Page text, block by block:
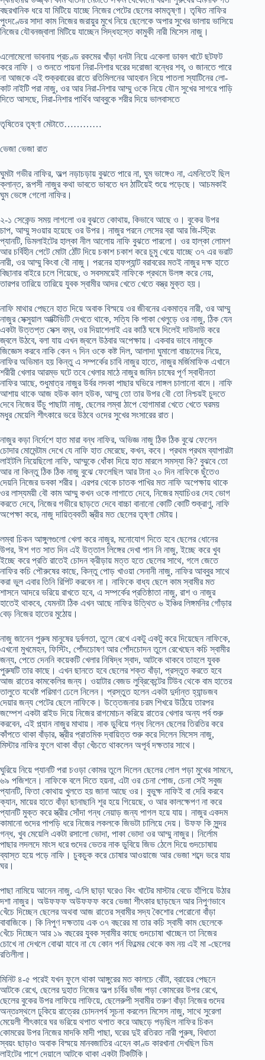
বছরখানিক ধরে যা মিটিয়ে যাচ্ছে নিজের পেটের ছেলের কামতৃষ্ণা। তৃষিত নাফির
পুংদণ্ডের সাদা কাম নিজের জরায়ুর মুখে নিয়ে ছেলেকে অপার সুখের ভালায় ভাসিয়ে
নিজের যৌবনজ্বালা মিটিয়ে যাচ্ছেন সিদ্ধহস্তে কামুকী নারী মিসেস নাজু।
এলোমেলো ভাবনায় প্রচণ্ড রকমের খাঁড়া ধনটা নিয়ে একেলা ডাবল খাটে ছটফট
করে নাফি। ও শুনতে পায়না নিরা-নিশার ঘরের দরোজা বন্ধের শব্, ও জানতে পারে
না আজকে এই শুক্রবারের রাতে রতিমিলনের আহবান নিয়ে পাতলা স্যাটিনের লো-
কাট নাইটি পরা নাজু, ওর আর নিরা-নিশার আম্মু ওকে নিয়ে যৌন সুখের সাগরে পাড়ি
দিতে আসছে, নিরা-নিশার পার্থিব আব্বুকে শরীর দিয়ে ভালবাসতে
তৃষিতের তৃষ্ণা মেটাতে…………
ভেজা ভেজা রাত
ঘুমটা গভীর নাফির, অল্প নড়াচড়ায় বুঝতে পারে না, ঘুম ভাঙ্গেও না, এমনিতেই ছিল
ক্লান্ত, রূপসী নাজুর কথা ভাবতে ভাবতে ধন ঠাটিয়েই শুয়ে পড়েছে। আচমকাই
ঘুম ভেঙ্গে গেলো নাফির।
২-১ সেকেন্ড সময় লাগলো ওর বুঝতে কোথায়, কিভাবে আছে ও। বুকের উপর
চাপ, আম্মু সওয়ার হয়েছে ওর উপর। নাজুর পরনে লেসের ব্রা আর জি-স্ট্রিং
প্যানটি, ডিমলাইটের হাল্কা নীল আলোয় নাফি বুঝতে পারলো। ওর হাল্কা লোমশ
আর চর্বিহীন পেটে মোটা ঠোঁট দিয়ে চকাশ চকাশ করে চুমু খেয়ে যাচ্ছে ৩৭ এর ভরাট
নারী, ওর আম্মু কিংবা বৌ নাজু। পরনের হাফপ্যান্ট বরাবরের মতই নাজুর দক্ষ হাতে
বিছানার বাইরে চলে গিয়েছে, ও সবসময়েই নাফিকে প্রথমে উলঙ্গ করে নেয়,
তারপর তারিয়ে তারিয়ে যুবক স্বামীর আদর খেতে খেতে বস্ত্র মুক্ত হয়।
নাফি মাথার পেছনে হাত দিয়ে অবাক বিস্ময়ে ওর জীবনের একমাত্র নারী, ওর আম্মু
নাজুর সেক্সুয়াল আক্টিভিটি দেখতে থাকে, সত্যি কি পাকা খেলুড়ে ওর নাজু, ঠিক যেন
একটা উত্তপ্ত সেক্স বম্ব, ওর দিয়াশেলাই এর কাঠি ঘষে দিলেই দাউদাউ করে
জ্বলে উঠবে, বলা যায় এখন জ্বলে উঠবার অপেক্ষায়। একবার ভাবে নাজুকে
জিজ্ঞেস করবে নাকি কেন ৭ দিন ওকে কষ্ট দিল, আলাদা ঘুমালো বাচ্চাদের নিয়ে,
নাফির অভিমান হয় কিন্তু এ সম্পর্কের চাবি নাজুর হাতে, নাজুর মর্জিমাফিক এখানে
শরীরী খেলার আরম্ভ ঘটে তবে খেলার মাঠে নাজুর জমিন চাষের পূর্ণ স্বাধীনতা
নাফির আছে, শুধুমাত্র নাজুর উর্বর লদকা পাছার ঘভিরে লাঙ্গল চালানো বাদে। নাফি
আশায় থাকে আজ হউক কাল হউক, আম্মু তো তার উপর বৌ তো নিশ্চয়ই চুদতে
দেবে নিজের উঁচু পাছাটা নাজু, ছেলের লম্বা ঠাপে হোগামারা খেতে খেতে ঘরময়
মধুর মেয়েলি শীৎকারে ভরে উঠবে ওদের সুখের সংসারের রাত।
নাজুর কড়া নির্দেশে হাত মারা বন্ধ নাফির, অভিজ্ঞ নাজু ঠিক ঠিক বুঝে ফেলেন
চোদার মোমেন্টাম দেখে যে নাফি হাত মেরেছে, কখন, কবে। প্রথম প্রথম ব্যাপারটা
লাইটলি নিয়েছিলো নাফি, আম্মুকে ধোঁকা দিয়ে হাত মারলে সমস্যা কি? বুঝবে তো
আর না কিন্তু ঠিক ঠিক নাজু বুঝে ফেলেছিল আর টানা ২০ দিন নাফিকে ছুঁতেও
দেয়নি নিজের ডবকা শরীর। এরপর থেকে চাতক পাখির মত নাফি অপেক্ষায় থাকে
ওর লাস্যময়ী বৌ কাম আম্মু কখন ওকে লাগাতে দেবে, নিজের ম্যাচিওর দেহ ভোগ
করতে দেবে, নিজের গভীরে ছাড়তে দেবে বাচ্চা বানানো কোটি কোটি শুক্রাণু, নাফি
অপেক্ষা করে, নাজু দায়িত্ববতী স্ত্রীর মত ছেলের তৃষ্ণা মেটায়।
লম্বা চিকন আঙ্গুলগুলো খেলা করে নাজুর, মনোযোগ দিতে হবে ছেলের ধোনের
উপর, ঈশ গত সাত দিন এই উত্তাল লিঙ্গের দেখা পান নি নাজু, ইচ্ছে করে খুব
ইচ্ছে করে প্রতি রাতেই চোদন ক্রীড়ায় মত্ত হতে ছেলের সাথে, গলে জেতে
নাফির কচি পৌরুষের কাছে, কিন্তু পোড় খাওয়া সেনানী নাজু, নাফির আব্বুর সাথে
করা ভুল এবার তিনি রিপিট করবেন না। নাফিকে বাধ্য ছেলে কাম স্বামীর মত
শাসনে আদরে ভরিয়ে রাখতে হবে, এ সম্পর্কের প্রতিষ্ঠাতা নাজু, রাশ ও নাজুর
হাতেই থাকবে, যেমনটা ঠিক এখন আছে নাফির উত্থিত ৬ ইঞ্চির লিঙ্গমনির গোঁড়ার
বেড় নিজের হাতের মুঠোয়।
নাজু জানেন পুরুষ মানুষের দুর্বলতা, তুলে রেখে একটু একটু করে দিয়েছেন নাফিকে,
এখনো মুখমেহন, ফিস্টিং, পোঁদচোষণ আর পোঁদচোদন তুলে রেখেছেন কচি স্বামীর
জন্য, পেতে দেননি কয়েকটি খেলার নিষিদ্ধ স্বাদ, আটকে থাকবে তাহলে যুবক
পুরুষটি তার কাছে। এখন ছানতে হবে ছেলের শক্ত বাঁড়া, প্রস্তুত করতে হবে
আজ রাতের কামকেলির জন্য। ওয়াটার বেজড লুব্রিকেন্টের টিউব থেকে বাম হাতের
তালুতে যথেষ্ট পরিমাণ ঢেলে নিলেন। প্রস্তুত হলেন একটা দুর্দান্ত হ্যান্ডজব
দেয়ার জন্য পেটের ছেলে নাফিকে। উত্তেজনার চরম শিখরে উঠিয়ে তারপর
জম্পেশ একটা রাইড দিয়ে নিজের রাগমোচন করিয়ে রাতের খেলার অন্য পর্ব শুরু
করবেন, এই প্ল্যান নাজুর মাথায়। নাক ডুবিয়ে গন্ধ নিলেন ছেলের তিরতির করে
কাঁপতে থাকা বাঁড়ার, স্ত্রীর প্রাতমিক দ্বায়িত্ত শুরু করে দিলেন মিসেস নাজু,
মিস্টার নাফির ফুলে থাকা বাঁড়া খেঁচতে থাকলেন অপূর্ব দক্ষতার সাথে।
ঘুরিয়ে নিয়ে প্যানটি পরা চওড়া কোমর তুলে দিলেন ছেলের লোল পড়া মুখের সামনে,
৬৯ পজিশনে। নাফিকে বলে দিতে হয়না, এটা ওর চেনা পোজ, চেনা সেই সবুজ
প্যানটি, ফিতা কোথায় খুলতে হয় জানা আছে ওর। বুভুক্ষ নাফিই বা দেরি করবে
ক্যান, মায়ের হাতে বাঁড়া ছানাছানি শূর হয়ে গিয়েছে, ও আর কালক্ষেপণ না করে
প্যানটি মুক্ত করে স্ত্রীর সোঁদা গন্ধ নেয়াড় জন্য পাগল হয়ে যায়। নাজুর একদম
কামানো গুদের পাপড়ি ধরে নিজের লকলকে জিভটা চালিয়ে দেয়। উফফ কি সুন্দর
গন্ধ, খুব মেয়েলি একটা রসালো ভোদা, পাকা ভোদা ওর আম্মু নাজুর। নির্লোম
পাছার লদলদে মাংস ধরে গুদের ভেতর নাক ডুবিয়ে জিভ ঠেলে দিয়ে গুদচোষায়
ব্যাস্ত হয়ে পড়ে নাফি। চুকচুক করে চোষার আওয়াজে আর ভেজা শব্দে ভরে যায়
ঘর।
পাছা নামিয়ে আনেন নাজু, এ/সি ছাড়া ঘরেও কিং খাটের মাস্টার বেডে হাঁপিয়ে উঠার
দশা নাজুর। অউফফফ অউফফফ করে ভেজা শীৎকার ছাড়ছেন আর নিপুণভাবে
খেঁচে দিচ্ছেন ছেলের অথবা আজ রাতের স্বামীর সদ্য কৈশোর পেরোনো বাঁড়া
বাবাজিকে। কি নিপুণ দক্ষতায় এক ৩৭ বছরের মা তার কচি স্বামী কাম ছেলেকে
খেঁচে দিচ্ছেন আর ১৯ বছরের যুবক স্বামীর কাছে গুদচোষা খাচ্ছেন তা নিজের
চোখে না দেখলে বোঝা যাবে না যে কোন পর্ন ফিল্মের থেকে কম নয় এই মা -ছেলের
রতিলীলা।
মিনিট ৪-৫ পরেই যখন ফুলে থাকা আঙ্গুরের মত কালচে বোঁটা, ব্রায়ের পেছনে
আটকে রেখে, ছেলের দুহাত নিজের অল্প চর্বির ভাঁজ পড়া কোমরের উপর রেখে,
ছেলের বুকের উপর লাফিয়ে লাফিয়ে, ছেলেরুপী স্বামীর তরুণ বাঁড়া নিজের গুদের
অন্তঃস্থলে ঢুকিয়ে রাত্রের চোদনপর্ব সূচনা করলেন মিসেস নাজু, সাথে সুরেলা
মেয়েলী শীৎকারে ঘর ভরিয়ে থপাত থপাত করে আছড়ে পড়ছিল নাফির চিকন
কোমরের উপর নিজের মাদকি মাদী পাছা, ঘরের দুই রতিরত নারী পুরুষ, বিধাতা
স্বয়ং ছাড়াও অবাক বিস্ময়ে মানবজাতির এহেন কাণ্ড কারখানা দেখছিল ডিম
লাইটের পাশে দেয়ালে আটকে থাকা একটা টিকটিকি।